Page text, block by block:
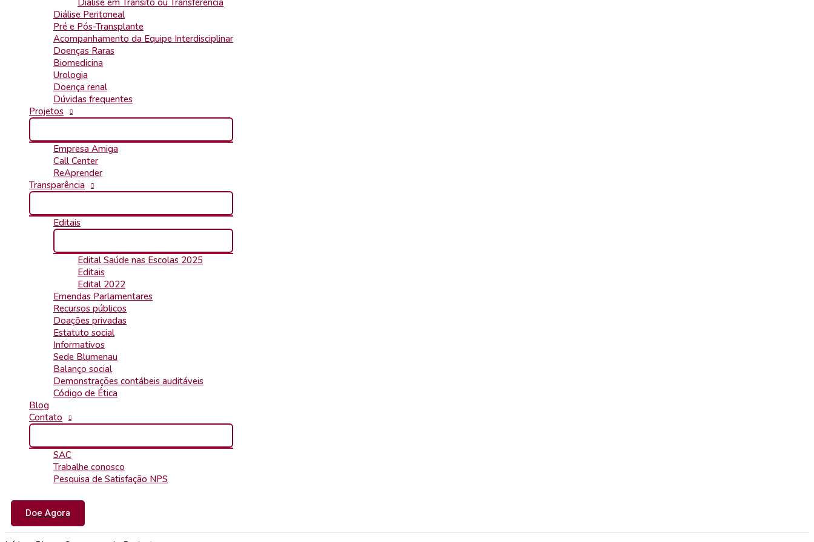
Diálise em Trânsito ou Transferência
Diálise Peritoneal
Pré e Pós-Transplante
Acompanhamento da Equipe Interdisciplinar
Doenças Raras
Biomedicina
Urologia
Doença renal
Dúvidas frequentes
Projetos
Empresa Amiga
Call Center
ReAprender
Transparência
Editais
Edital Saúde nas Escolas 2025
Editais
Edital 2022
Emendas Parlamentares
Recursos públicos
Doações privadas
Estatuto social
Informativos
Sede Blumenau
Balanço social
Demonstrações contábeis auditáveis
Código de Ética
Blog
Contato
SAC
Trabalhe conosco
Pesquisa de Satisfação NPS
Doe Agora